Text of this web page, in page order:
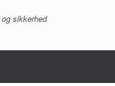
sikkerhed